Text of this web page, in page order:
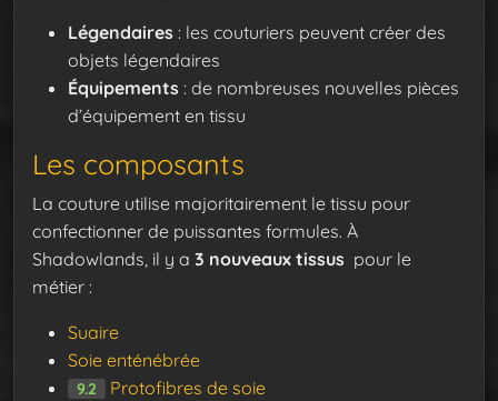
Légendaires : les couturiers peuvent créer des
objets légendaires
Équipements : de nombreuses nouvelles pièces
d’équipement en tissu
Les composants
La couture utilise majoritairement le tissu pour
confectionner de puissantes formules. À
Shadowlands, il y a 3 nouveaux tissus pour le
métier :
Suaire
Soie enténébrée
9.2 Protofibres de soie